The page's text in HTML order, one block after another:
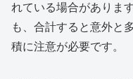
れている場合がありま
も、合計すると意外と
積に注意が必要です。